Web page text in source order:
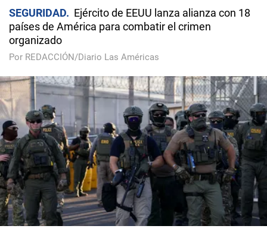
SEGURIDAD
Ejército de EEUU lanza alianza con 18
países de América para combatir el crimen
organizado
Por REDACCIÓN/Diario Las Américas